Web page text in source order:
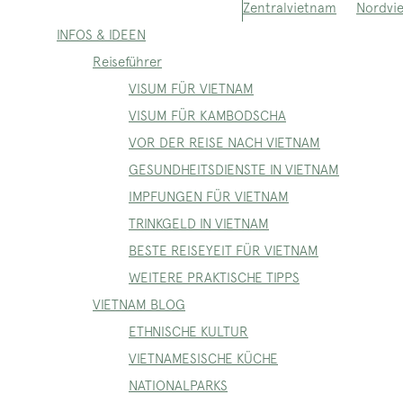
Zentralvietnam
INFOS & IDEEN
Reiseführer
VISUM FÜR VIETNAM
VISUM FÜR KAMBODSCHA
VOR DER REISE NACH VIETNAM
GESUNDHEITSDIENSTE IN VIETNAM
IMPFUNGEN FÜR VIETNAM
TRINKGELD IN VIETNAM
BESTE REISEYEIT FÜR VIETNAM
WEITERE PRAKTISCHE TIPPS
VIETNAM BLOG
ETHNISCHE KULTUR
VIETNAMESISCHE KÜCHE
NATIONALPARKS